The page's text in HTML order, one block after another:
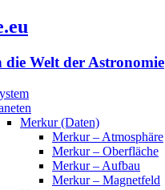
Welt der Astronomie
Merkur (Daten)
Merkur – Atmosphäre
Merkur – Oberfläche
Merkur – Aufbau
Merkur – Magnetfeld